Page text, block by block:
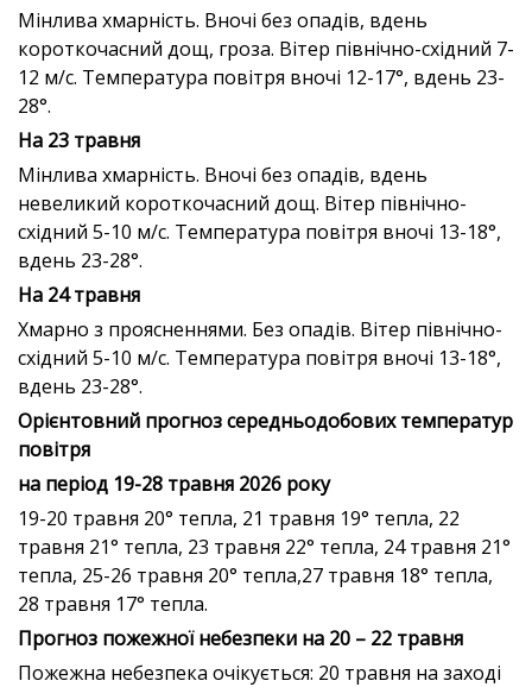
Мінлива хмарність. Вночі без опадів, вдень
короткочасний дощ, гроза. Вітер північно-східний 7-
12 м/с. Температура повітря вночі 12-17°, вдень 23-
28°.
На 23 травня
Мінлива хмарність. Вночі без опадів, вдень
невеликий короткочасний дощ. Вітер північно-
східний 5-10 м/с. Температура повітря вночі 13-18°,
вдень 23-28°.
На 24 травня
Хмарно з проясненнями. Без опадів. Вітер північно-
східний 5-10 м/с. Температура повітря вночі 13-18°,
вдень 23-28°.
Орієнтовний прогноз середньодобових температур
повітря
на період 19-28 травня 2026 року
19-20 травня 20° тепла, 21 травня 19° тепла, 22
травня 21° тепла, 23 травня 22° тепла, 24 травня 21°
тепла, 25-26 травня 20° тепла,27 травня 18° тепла,
28 травня 17° тепла.
Прогноз пожежної небезпеки на 20 – 22 травня
Пожежна небезпека очікується: 20 травня на заході